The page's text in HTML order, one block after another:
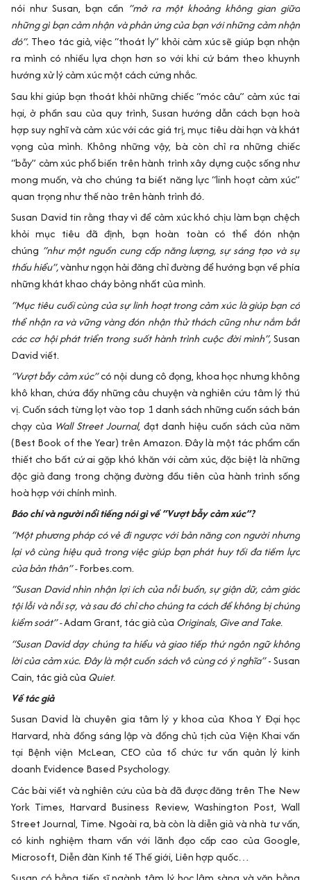
nói như Susan, bạn cần “mở ra một khoảng không gian giữa
những gì bạn cảm nhận và phản ứng của bạn với những cảm nhận
đó”. Theo tác giả, việc “thoát ly” khỏi cảm xúc sẽ giúp bạn nhận
ra mình có nhiều lựa chọn hơn so với khi cứ bám theo khuynh
hướng xử lý cảm xúc một cách cứng nhắc.
Sau khi giúp bạn thoát khỏi những chiếc “móc câu” cảm xúc tai
hại, ở phần sau của quy trình, Susan hướng dẫn cách bạn hoà
hợp suy nghĩ và cảm xúc với các giá trị, mục tiêu dài hạn và khát
vọng của mình. Không những vậy, bà còn chỉ ra những chiếc
“bẫy” cảm xúc phổ biến trên hành trình xây dựng cuộc sống như
mong muốn, và cho chúng ta biết năng lực “linh hoạt cảm xúc”
quan trọng như thế nào trên hành trình đó.
Susan David tin rằng thay vì để cảm xúc khó chịu làm bạn chệch
khỏi mục tiêu đã định, bạn hoàn toàn có thể đón nhận
chúng “như một nguồn cung cấp năng lượng, sự sáng tạo và sự
thấu hiểu”,vànhư ngọn hải đăng chỉ đường để hướng bạn về phía
những khát khao cháy bỏng nhất của mình.
“Mục tiêu cuối cùng của sự linh hoạt trong cảm xúc là giúp bạn có
thể nhận ra và vững vàng đón nhận thử thách cũng như nắm bắt
các cơ hội phát triển trong suốt hành trình cuộc đời mình”,Susan
David viết.
“Vượt bẫy cảm xúc”có nội dung cô đọng, khoa học nhưng không
khô khan, chứa đầy những câu chuyện và nghiên cứu tâm lý thú
vị. Cuốn sách từng lọt vào top 1 danh sách những cuốn sách bán
chạy của Wall Street Journal, đạt danh hiệu cuốn sách của năm
(Best Book of the Year) trên Amazon. Đây là một tác phẩm cần
thiết cho bất cứ ai gặp khó khăn với cảm xúc, đặc biệt là những
độc giả đang trong chặng đường đầu tiên của hành trình sống
hoà hợp với chính mình.
Báo chí và người nổi tiếng nói gì về “Vượt bẫy cảm xúc”?
“Một phương pháp có vẻ đi ngược với bản năng con người nhưng
lại vô cùng hiệu quả trong việc giúp bạn phát huy tối đa tiềm lực
của bản thân” -Forbes.com.
“Susan David nhìn nhận lợi ích của nỗi buồn, sự giận dữ, cảm giác
tội lỗi và nỗi sợ, và sau đó chỉ cho chúng ta cách để không bị chúng
kiểm soát” -Adam Grant, tác giả của Originals, Give and Take.
“Susan David dạy chúng ta hiểu và giao tiếp thứ ngôn ngữ không
lời của cảm xúc. Đây là một cuốn sách vô cùng có ý nghĩa”- Susan
Cain, tác giả của Quiet.
Về tác giả
Susan David là chuyên gia tâm lý y khoa của Khoa Y Đại học
Harvard, nhà đồng sáng lập và đồng chủ tịch của Viện Khai vấn
tại Bệnh viện McLean, CEO của tổ chức tư vấn quản lý kinh
doanh Evidence Based Psychology.
Các bài viết và nghiên cứu của bà đã được đăng trên The New
York Times, Harvard Business Review, Washington Post, Wall
Street Journal, Time. Ngoài ra, bà còn là diễn giả và nhà tư vấn,
có kinh nghiệm tham vấn với lãnh đạo cấp cao của Google,
Microsoft, Diễn đàn Kinh tế Thế giới, Liên hợp quốc…